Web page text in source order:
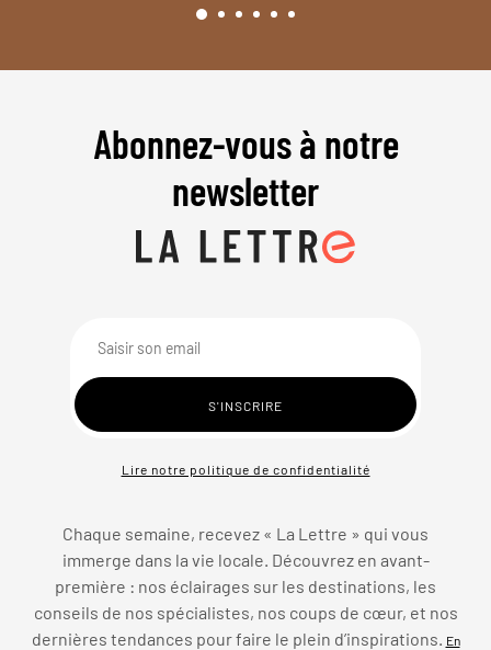
Abonnez-vous à notre
newsletter
Lire notre politique de confidentialité
Chaque semaine, recevez « La Lettre » qui vous
immerge dans la vie locale. Découvrez en avant-
première : nos éclairages sur les destinations, les
conseils de nos spécialistes, nos coups de cœur, et nos
dernières tendances pour faire le plein d’inspirations. En